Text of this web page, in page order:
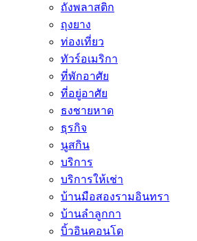
ถังพลาสติก
ถุงยาง
ท่องเที่ยว
ทัวร์อเมริกา
ที่พักอาศัย
ที่อยู่อาศัย
ธงชายหาด
ธุรกิจ
นูสกิน
บริการ
บริการให้เช่า
บ้านมือสองรามอินทรา
บ้านลำลูกกา
บิ้วอินคอนโด